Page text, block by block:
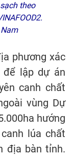
theo
phương xác
lập dự án
canh chất
vùng Dự
hướng
lúa chất
địa bàn tỉnh.